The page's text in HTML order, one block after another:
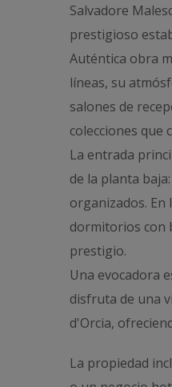
Salvadore
prestigioso
Auténtica obra
líneas, su
salones de
colecciones que
La entrada
de la planta
organizados.
dormitorios con
prestigio.
Una evocadora
disfruta de una
d'Orcia,
La propiedad